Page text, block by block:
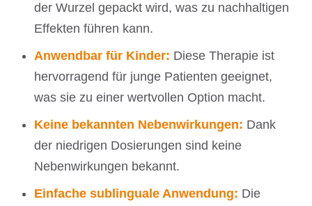
der Wurzel gepackt wird, was zu nachhaltigen
Effekten führen kann.
Anwendbar für Kinder: Diese Therapie ist
hervorragend für junge Patienten geeignet,
was sie zu einer wertvollen Option macht.
Keine bekannten Nebenwirkungen: Dank
der niedrigen Dosierungen sind keine
Nebenwirkungen bekannt.
Einfache sublinguale Anwendung: Die